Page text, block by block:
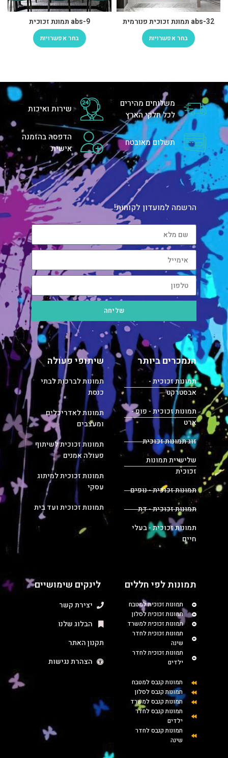
abs-32 תמונת זכוכית פנורמית
בחר אפשרויות
abs-9 תמונת זכוכית
בחר אפשרויות
משלוחים מהירים
לכל חלקי הארץ
שירות ואיכות
תשלום מאובטח
הדפסה בהזמנה
אישית
הרשמה למועדון לקוחות!
שליחה
הנמכרים ביותר
תמונות זכוכית -
אבסטרקט
תמונות זכוכית - פופ -
ארט
זוג תמונות זכוכית
שלישיית תמונות
זכוכית
תמונות זכוכית - נופים
תמונות זכוכית - דת
תמונות זכוכית - בעלי
חיים
שיתופי פעולה
תמונות לברכות לבתי
כנסת
תמונות לאדריכלים
ומעצבים
תמונות זכוכית לשיתוף
פעולה אמנים
תמונות זכוכית למיתוג
עסקי
תמונות זכוכית ועד בית
תמונות לפי חללים
תמונות זכוכית למטבח
תמונות זכוכית לסלון
תמונות זכוכית למשרד
תמונות זכוכית לחדר
שינה
תמונות זכוכית לחדר
ילדים
תמונות קנבס למטבח
תמונות קנבס לסלון
תמונות קנבס למשרד
תמונות קנבס לחדר
ילדים
תמונות קנבס לחדר
שינה
לינקים שימושיים
יצירת קשר
הבלוג שלנו
תקנון האתר
הצהרת נגישות